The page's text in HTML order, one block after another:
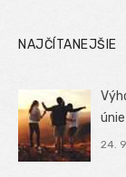
NAJČÍTANEJŠIE
únie
24.